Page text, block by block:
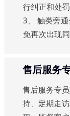
行纠正和处罚
3、 触类旁
免再次出现
售后服务
售后服务专
持、定期走